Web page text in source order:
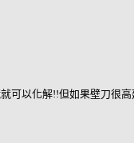
可以化解!!但如果壁刀很